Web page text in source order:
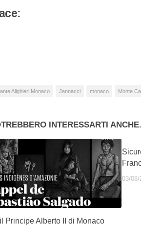
Alighieri Monaco Jannacci monaco Monte
INTERESSARTI
Principe Alberto II di Monaco
03/08/